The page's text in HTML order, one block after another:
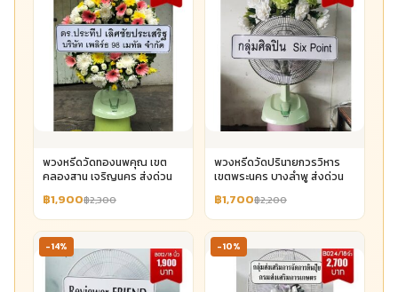
พวงหรีดวัดทองนพคุณ เขต
คลองสาน เจริญนคร ส่งด่วน
฿1,900฿2,300
พวงหรีดวัดปรินายกวรวิหาร
เขตพระนคร บางลำพู ส่งด่วน
฿1,700฿2,200
-14% -10%